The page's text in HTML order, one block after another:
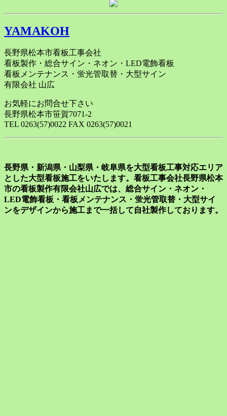
YAMAKOH
長野県松本市看板工事会社
看板製作・総合サイン・ネオン・LED電飾看板
看板メンテナンス・蛍光管取替・大型サイン
有限会社 山広
お気軽にお問合せ下さい
長野県松本市笹賀7071-2
TEL 0263(57)0022 FAX 0263(57)0021
長野県・新潟県・山梨県・岐阜県を大型看板工事対応エリア
とした大型看板施工をいたします。看板工事会社長野県松本
市の看板製作有限会社山広では、総合サイン・ネオン・
LED電飾看板・看板メンテナンス・蛍光管取替・大型サイ
ンをデザインから施工まで一括して自社製作しております。